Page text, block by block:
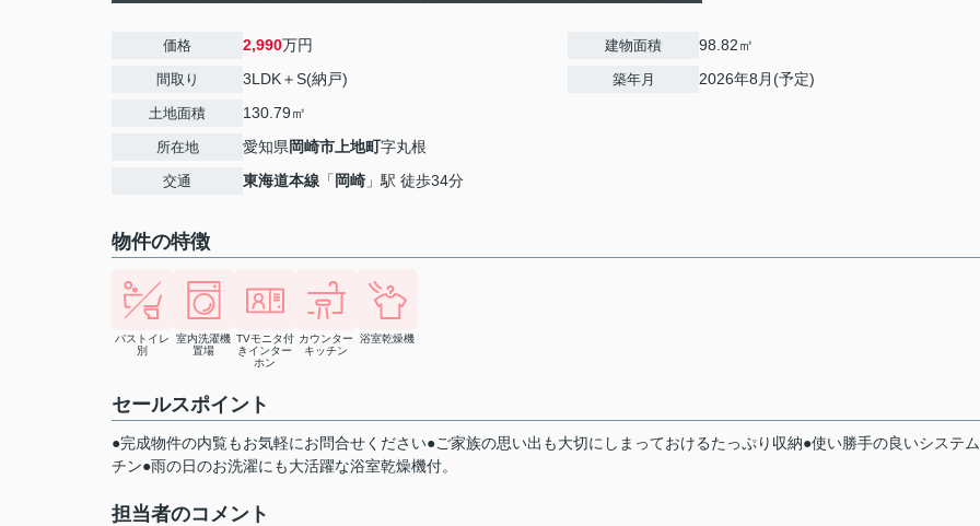
価格 2,990万円
間取り 3LDK＋S(納戸)
土地面積 130.79㎡
所在地 愛知県岡崎市 上地町字丸根
交通 東海道本線 「 岡崎 」駅 徒歩34分
建物面積 98.82㎡
築年月 2026年8月(予定)
物件の特徴
バストイレ
別
室内洗濯機
置場
TVモニタ付
きインター
ホン
カウンター
キッチン
浴室乾燥機
セールスポイント
●完成物件の内覧もお気軽にお問合せください●ご家族の思い出も大切にしまっておけるたっぷり収納●使い勝手の良いシステ
チン●雨の日のお洗濯にも大活躍な浴室乾燥機付。
担当者のコメント